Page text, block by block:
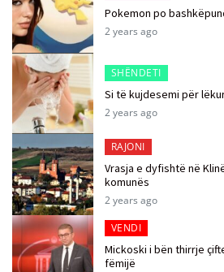
Pokemon po
2 years ago
SHËNDETI
Si të kujdesemi për
2 years ago
RAJONI
Vrasja e dyfishtë në
komunës
2 years ago
VENDI
Mickoski i bën thirrje
fëmijë